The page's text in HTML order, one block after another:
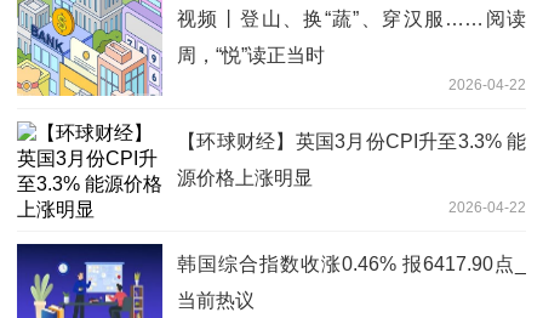
视频丨登山、换“蔬”、穿汉服……阅读
周，“悦”读正当时
2026-04-22
【环球财经】英国3月份CPI升至3.3% 能
源价格上涨明显
2026-04-22
韩国综合指数收涨0.46% 报6417.90点_
当前热议